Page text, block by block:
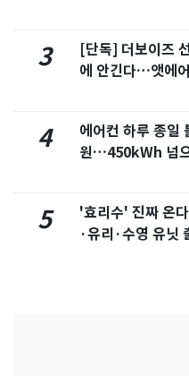
3
[단독] 더보이즈
에 안긴다…앳에
4
에어컨 하루 종일
원…450kWh 넘
5
'효리수' 진짜 온
·유리·수영 유닛